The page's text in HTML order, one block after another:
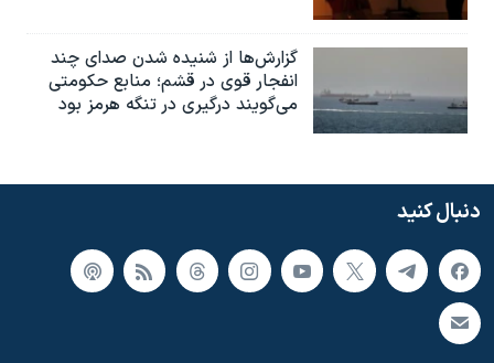
گزارش‌ها از شنیده شدن صدای چند
انفجار قوی در قشم؛ منابع حکومتی
می‌گویند درگیری در تنگه هرمز بود
دنبال کنید